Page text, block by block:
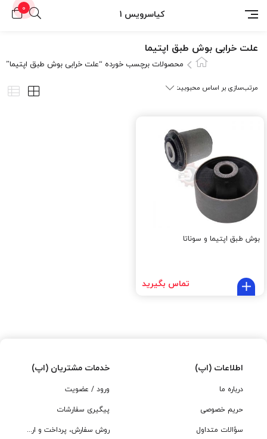
کیاسرویس 1
0
علت خرابی بوش طبق اپتیما
محصولات برچسب خورده “علت خرابی بوش طبق اپتیما”
بوش طبق اپتیما و سوناتا
تماس بگیرید
اطلاعات (اپ)
درباره ما
حریم خصوصی
سؤالات متداول
خدمات مشتریان (اپ)
ورود / عضویت
پیگیری سفارشات
روش سفارش، پرداخت و ارسال